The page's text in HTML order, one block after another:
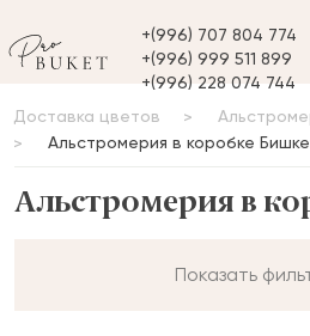
+(996) 707 804 774
+(996) 999 511 899
+(996) 228 074 744
Доставка цветов
Альстромерия в коробке
Альстромерия в
Показать